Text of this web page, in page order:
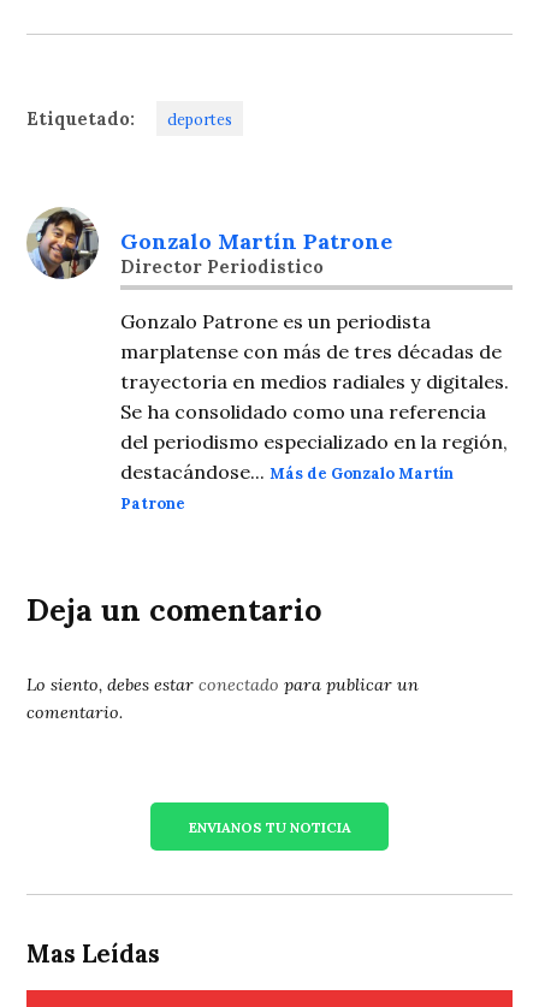
Etiquetado: deportes
Gonzalo Martín Patrone
Director Periodistico
Gonzalo Patrone es un periodista
marplatense con más de tres décadas de
trayectoria en medios radiales y digitales.
Se ha consolidado como una referencia
del periodismo especializado en la región,
destacándose...Más de Gonzalo Martín
Patrone
Deja un comentario
Lo siento, debes estarconectado para publicar un
comentario.
ENVIANOS TU NOTICIA
Mas Leídas